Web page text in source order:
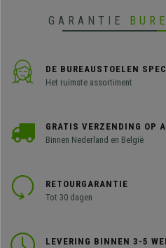
GARANTIE
DE BUREAUSTOELEN
Het ruimste assortiment
GRATIS VERZENDING OP
Binnen Nederland en België
RETOURGARANTIE
Tot 30 dagen
LEVERING BINNEN 3-5